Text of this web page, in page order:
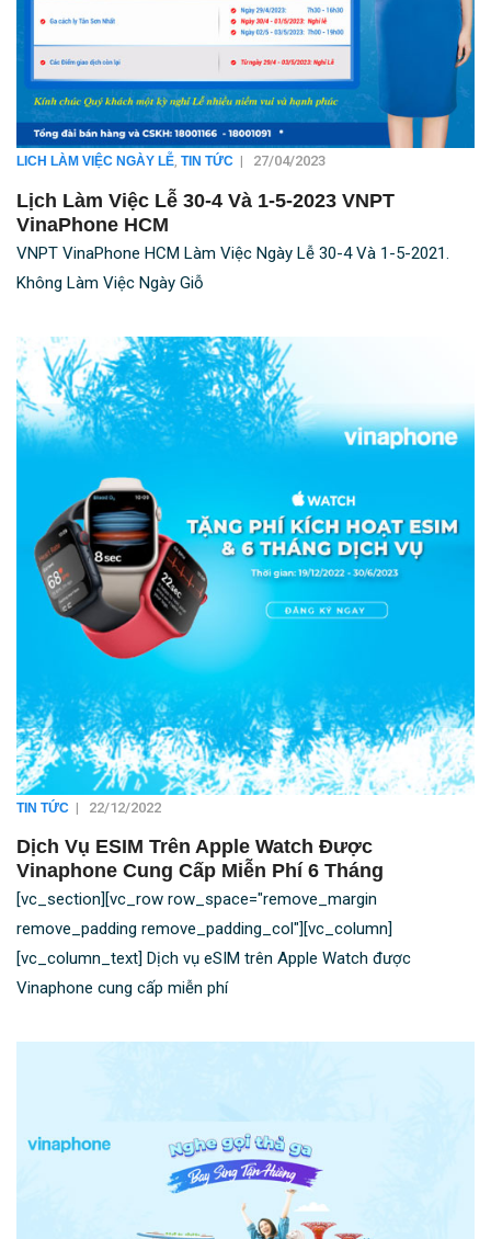
LICH LÀM VIỆC NGÀY LỄ, TIN TỨC | 27/04/2023
Lịch Làm Việc Lễ 30-4 Và 1-5-2023 VNPT
VinaPhone HCM
VNPT VinaPhone HCM Làm Việc Ngày Lễ 30-4 Và 1-5-2021.
Không Làm Việc Ngày Giỗ
TIN TỨC | 22/12/2022
Dịch Vụ ESIM Trên Apple Watch Được
Vinaphone Cung Cấp Miễn Phí 6 Tháng
[vc_section][vc_row row_space="remove_margin
remove_padding remove_padding_col"][vc_column]
[vc_column_text] Dịch vụ eSIM trên Apple Watch được
Vinaphone cung cấp miễn phí